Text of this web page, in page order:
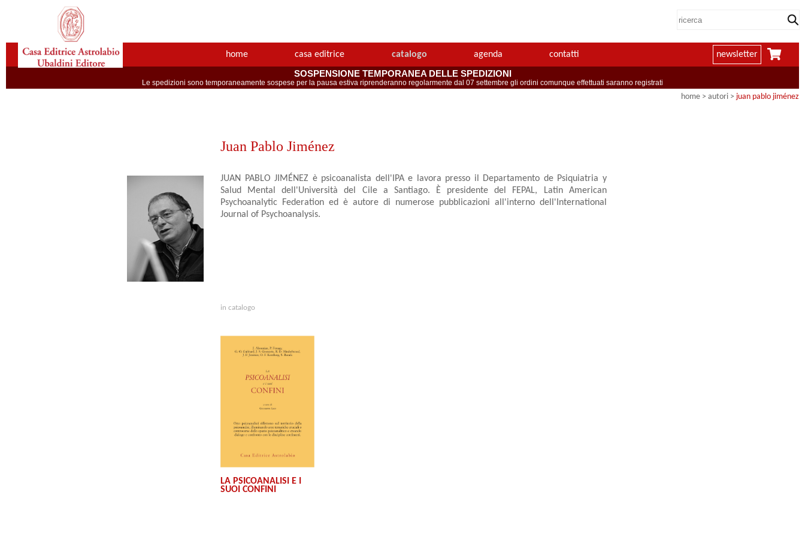
home casa editrice catalogo agenda contatti newsletter
SOSPENSIONE TEMPORANEA DELLE SPEDIZIONI
Le spedizioni sono temporaneamente sospese per la pausa estiva riprenderanno regolarmente dal 07 settembre gli ordini comunque effettuati saranno registrati
home > autori > juan pablo jiménez
Juan Pablo Jiménez
JUAN PABLO JIMÉNEZ è psicoanalista dell'IPA e lavora presso il Departamento de Psiquiatria y
Salud Mental dell'Università del Cile a Santiago. È presidente del FEPAL, Latin American
Psychoanalytic Federation ed è autore di numerose pubblicazioni all'interno dell'International
Journal of Psychoanalysis.
in catalogo
LA PSICOANALISI E I
SUOI CONFINI